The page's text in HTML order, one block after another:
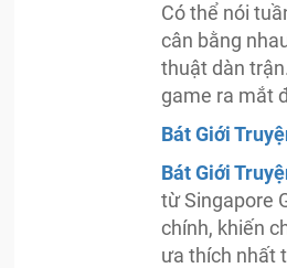
Có thể nói
cân bằng
thuật dàn
game ra mắt
Bát Giới
Bát Giới
từ Singapore
chính, khiến
ưa thích nhất